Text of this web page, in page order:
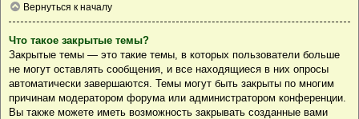
Вернуться к началу
Что такое закрытые темы?
Закрытые темы — это такие темы, в которых пользователи больше
не могут оставлять сообщения, и все находящиеся в них опросы
автоматически завершаются. Темы могут быть закрыты по многим
причинам модератором форума или администратором конференции.
Вы также можете иметь возможность закрывать созданные вами